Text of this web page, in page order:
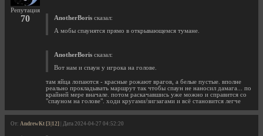
Репутация
70 AnotherBoris сказал:
А мобы спаунятся прямо в открывающемся тумане.
AnotherBoris сказал:
Вот нам и спаун у игрока на голове.
там яйца лопаются - красные рожают врагов, а белые пустые. вполне
реально прокладывать маршрут так чтобы спаун не наносил дамага... по
крайней мере вначале. потом раскачавшись уже можно и справится со
"спауном на голове". ходи кругами/зигзагами и всё становится легче
От: AndrewKt [3|12] | Дата 2024-04-27 04:52:20